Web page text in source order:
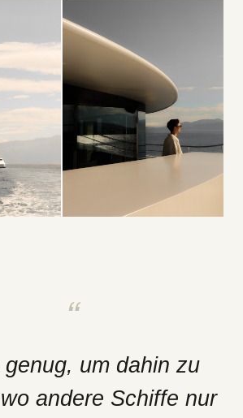
genug, um dahin zu
andere Schiffe nur